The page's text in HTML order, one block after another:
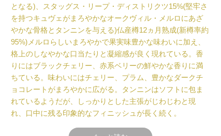
となる)、スタッグス・リープ・ディストリクツ15%(堅牢さ
を持つキュヴェがまろやかなオークヴィル・メルロにあざ
やかな骨格とタンニンを与える)仏産樽12ヵ月熟成(新樽率約
95%)メルロらしいまろやかで果実味豊かな味わいに加え、
格上のしなやかな口当たりと凝縮感が良く現れている。香
りにはブラックチェリー、赤系ベリーの鮮やかな香りに満
ちている。味わいにはチェリー、プラム、豊かなダークチ
ョコレートがまろやかに広がる。タンニンはソフトに包ま
れているようだが、しっかりとした主張がじわじわと現
れ、口中に残る印象的なフィニッシュが長く続く。